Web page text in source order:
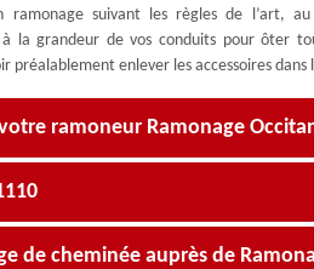
suivant les règles de l’art, au
la grandeur de vos conduits pour ôter
enlever les accessoires dans
ramoneur Ramonage
de cheminée auprès de